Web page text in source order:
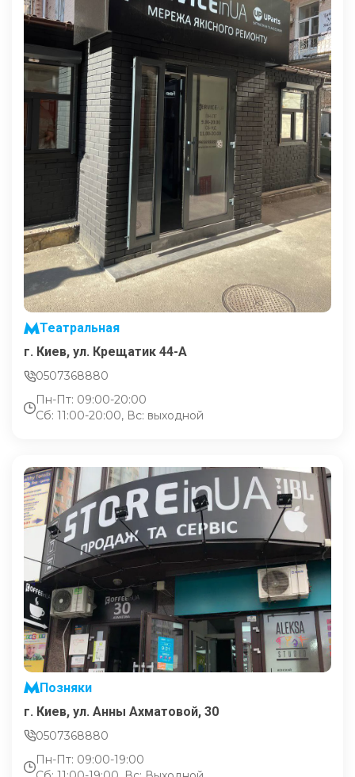
Театральная
г. Киев, ул. Крещатик 44-А
0507368880
Пн-Пт: 09:00-20:00
Сб: 11:00-20:00, Вс: выходной
Позняки
г. Киев, ул. Анны Ахматовой, 30
0507368880
Пн-Пт: 09:00-19:00